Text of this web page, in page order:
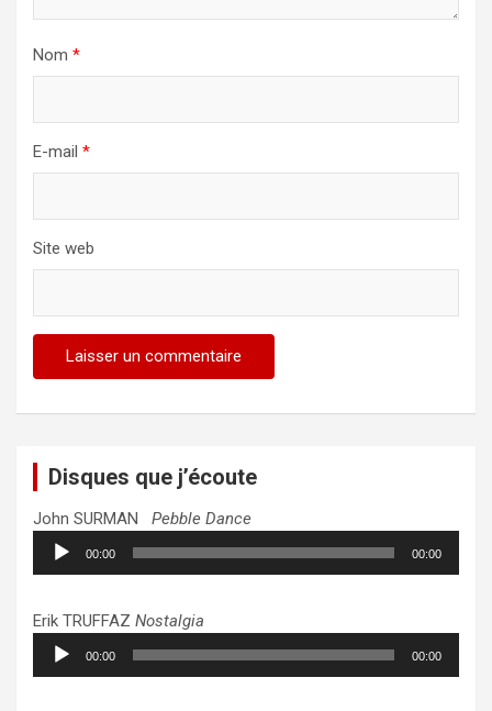
Nom *
E-mail *
Site web
Disques que j’écoute
John SURMAN Pebble Dance
Lecteur
audio
00:00 00:00
Erik TRUFFAZ Nostalgia
Lecteur
audio
00:00 00:00